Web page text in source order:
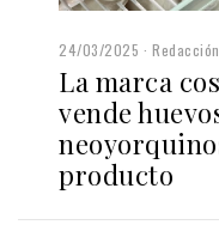
24/03/2025 Redacción
La marca
vende
producto